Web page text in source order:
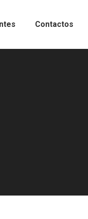
Contactos